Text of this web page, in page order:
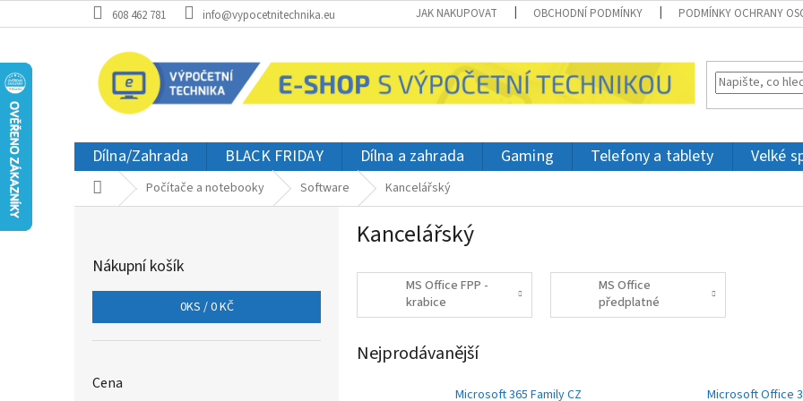
na
608 462 781 info@vypocetnitechnika.eu JAK NAKUPOVAT OBCHODNÍ PODMÍNKY PODMÍNKY OCHRANY
Dílna/Zahrada BLACK FRIDAY Dílna a zahrada Gaming Telefony a tablety Velké
Domů Počítače a notebooky Software Kancelářský
Nákupní košík
0KS /0 KČ
Cena
Kancelářský
MS Office FPP -
krabice
MS Office
předplatné
Nejprodávanější
Microsoft 365 Family CZ
Microsoft Office